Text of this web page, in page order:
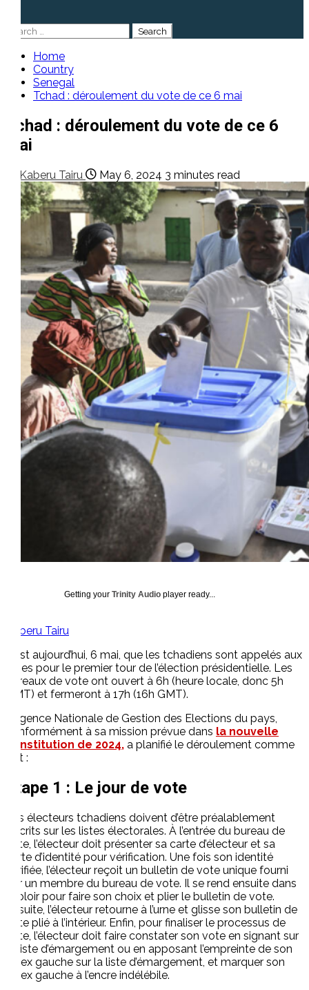
Search
for:
Home
Country
Senegal
Tchad : déroulement du vote de ce 6 mai
Tchad : déroulement du vote de ce 6
mai
Kaberu Tairu May 6, 2024 3 minutes read
Getting your Trinity Audio player ready...
Kaberu Tairu
C’est aujourd’hui, 6 mai, que les tchadiens sont appelés aux
urnes pour le premier tour de l’élection présidentielle. Les
bureaux de vote ont ouvert à 6h (heure locale, donc 5h
GMT) et fermeront à 17h (16h GMT).
L’Agence Nationale de Gestion des Elections du pays,
conformément à sa mission prévue dans la nouvelle
constitution de 2024, a planifié le déroulement comme
suit :
Etape 1 : Le jour de vote
Les électeurs tchadiens doivent d’être préalablement
inscrits sur les listes électorales. À l’entrée du bureau de
vote, l’électeur doit présenter sa carte d’électeur et sa
carte d’identité pour vérification. Une fois son identité
vérifiée, l’électeur reçoit un bulletin de vote unique fourni
par un membre du bureau de vote. Il se rend ensuite dans
l’isoloir pour faire son choix et plier le bulletin de vote.
Ensuite, l’électeur retourne à l’urne et glisse son bulletin de
vote plié à l’intérieur. Enfin, pour finaliser le processus de
vote, l’électeur doit faire constater son vote en signant sur
la liste d’émargement ou en apposant l’empreinte de son
index gauche sur la liste d’émargement, et marquer son
index gauche à l’encre indélébile.